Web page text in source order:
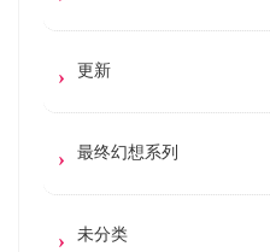
更新
最终幻想系列
未分类